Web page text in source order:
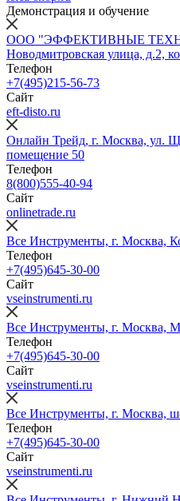
Демонстрация и обучение
ООО "ЭФФЕКТИВНЫЕ
Новодмитровская улица, д.2,
Телефон
+7(495)215-56-73
Сайт
eft-disto.ru
Онлайн Трейд, г. Москва, ул.
помещение 50
Телефон
8(800)555-40-94
Сайт
onlinetrade.ru
Все Инструменты, г. Москва,
Телефон
+7(495)645-30-00
Сайт
vseinstrumenti.ru
Все Инструменты, г. Москва,
Телефон
+7(495)645-30-00
Сайт
vseinstrumenti.ru
Все Инструменты, г. Москва,
Телефон
+7(495)645-30-00
Сайт
vseinstrumenti.ru